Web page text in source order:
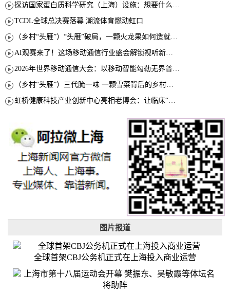
TCDL全球总决赛落幕 潮流体育燃动虹口
图片报道
全球首架CBJ公务机正式在上海投入商业运营